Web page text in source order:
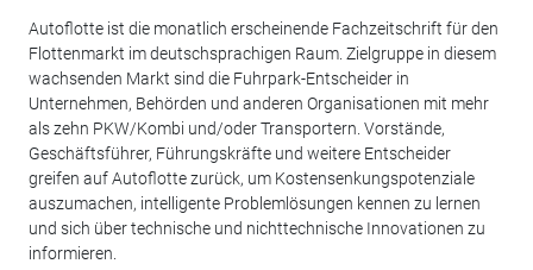
Autoflotte ist die monatlich erscheinende Fachzeitschrift für den
Flottenmarkt im deutschsprachigen Raum. Zielgruppe in diesem
wachsenden Markt sind die Fuhrpark-Entscheider in
Unternehmen, Behörden und anderen Organisationen mit mehr
als zehn PKW/Kombi und/oder Transportern. Vorstände,
Geschäftsführer, Führungskräfte und weitere Entscheider
greifen auf Autoflotte zurück, um Kostensenkungspotenziale
auszumachen, intelligente Problemlösungen kennen zu lernen
und sich über technische und nichttechnische Innovationen zu
informieren.